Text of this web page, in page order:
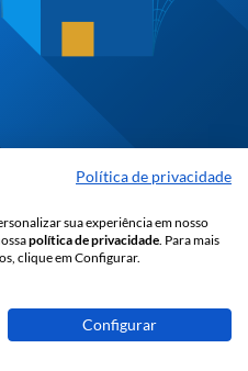
Política de privacidade
sua experiência em nosso
política de privacidade. Para mais
clique em Configurar.
Configurar